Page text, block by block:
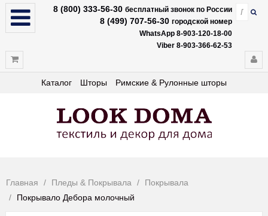
8 (800) 333-56-30 бесплатный звонок по России
8 (499) 707-56-30 городской номер
WhatsApp 8-903-120-18-00
Viber 8-903-366-62-53
Каталог Шторы Римские & Рулонные шторы
Главная Пледы & Покрывала
Покрывала
Покрывало Дебора молочный